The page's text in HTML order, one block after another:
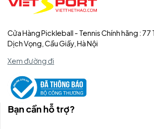
Cửa Hàng Pickleball - Tennis Chính hãng : 77
Dịch Vọng, Cầu Giấy, Hà Nội
Xem đường đi
Bạn cần hỗ trợ?